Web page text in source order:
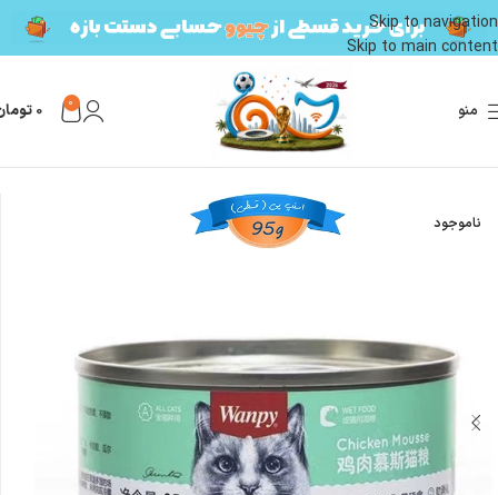
Skip to navigation
Skip to main content
منو 0
0
غذای گربه کنسرو گربه
ناموجود